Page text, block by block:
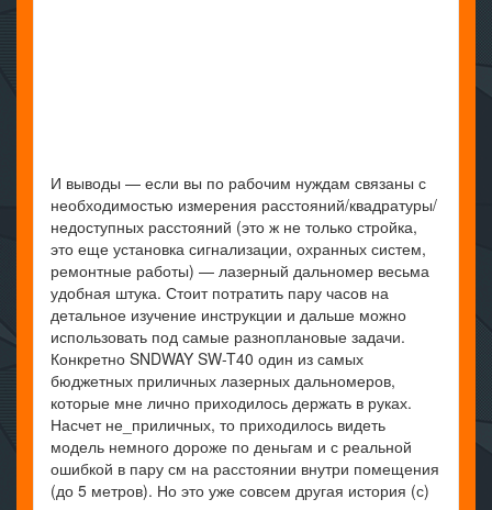
И выводы — если вы по рабочим нуждам связаны с
необходимостью измерения расстояний/квадратуры/
недоступных расстояний (это ж не только стройка,
это еще установка сигнализации, охранных систем,
ремонтные работы) — лазерный дальномер весьма
удобная штука. Стоит потратить пару часов на
детальное изучение инструкции и дальше можно
использовать под самые разноплановые задачи.
Конкретно SNDWAY SW-T40 один из самых
бюджетных приличных лазерных дальномеров,
которые мне лично приходилось держать в руках.
Насчет не_приличных, то приходилось видеть
модель немного дороже по деньгам и с реальной
ошибкой в пару см на расстоянии внутри помещения
(до 5 метров). Но это уже совсем другая история (с)